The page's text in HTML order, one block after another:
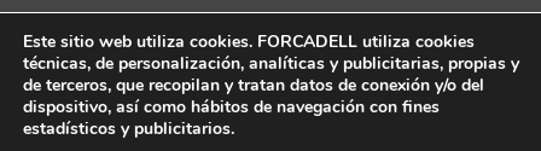
Este sitio web utiliza cookies. FORCADELL utiliza cookies
técnicas, de personalización, analíticas y publicitarias, propias y
de terceros, que recopilan y tratan datos de conexión y/o del
dispositivo, así como hábitos de navegación con fines
estadísticos y publicitarios.